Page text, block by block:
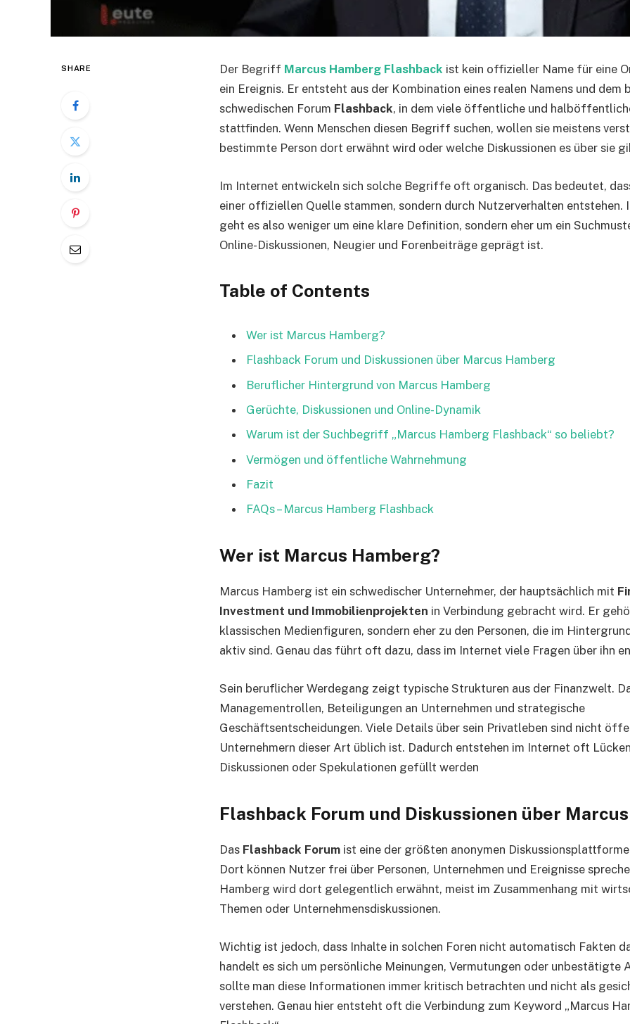
SHARE Der Begriff Marcus Hamberg Flashback ist kein offizieller Name für eine
ein Ereignis. Er entsteht aus der Kombination eines realen Namens und dem
schwedischen Forum Flashback, in dem viele öffentliche und
stattfinden. Wenn Menschen diesen Begriff suchen, wollen sie meistens
bestimmte Person dort erwähnt wird oder welche Diskussionen es über sie
Im Internet entwickeln sich solche Begriffe oft organisch. Das bedeutet,
einer offiziellen Quelle stammen, sondern durch Nutzerverhalten entstehen.
geht es also weniger um eine klare Definition, sondern eher um ein
Online-Diskussionen, Neugier und Forenbeiträge geprägt ist.
Table of Contents
Wer ist Marcus Hamberg?
Flashback Forum und Diskussionen über Marcus Hamberg
Beruflicher Hintergrund von Marcus Hamberg
Gerüchte, Diskussionen und Online-Dynamik
Warum ist der Suchbegriff „Marcus Hamberg Flashback“ so beliebt?
Vermögen und öffentliche Wahrnehmung
Fazit
FAQs – Marcus Hamberg Flashback
Wer ist Marcus Hamberg?
Marcus Hamberg ist ein schwedischer Unternehmer, der hauptsächlich mit
Investment und Immobilienprojekten in Verbindung gebracht wird. Er
klassischen Medienfiguren, sondern eher zu den Personen, die im
aktiv sind. Genau das führt oft dazu, dass im Internet viele Fragen über ihn
Sein beruflicher Werdegang zeigt typische Strukturen aus der Finanzwelt.
Managementrollen, Beteiligungen an Unternehmen und strategische
Geschäftsentscheidungen. Viele Details über sein Privatleben sind nicht
Unternehmern dieser Art üblich ist. Dadurch entstehen im Internet oft
Diskussionen oder Spekulationen gefüllt werden
Flashback Forum und Diskussionen über
Das Flashback Forum ist eine der größten anonymen
Dort können Nutzer frei über Personen, Unternehmen und Ereignisse
Hamberg wird dort gelegentlich erwähnt, meist im Zusammenhang mit
Themen oder Unternehmensdiskussionen.
Wichtig ist jedoch, dass Inhalte in solchen Foren nicht automatisch Fakten
handelt es sich um persönliche Meinungen, Vermutungen oder unbestätigte
sollte man diese Informationen immer kritisch betrachten und nicht als
verstehen. Genau hier entsteht oft die Verbindung zum Keyword „Marcus